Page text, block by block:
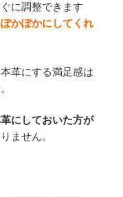
に調整できます
かぽかにしてくれ
革にする満足感は
にしておいた方が
ません。